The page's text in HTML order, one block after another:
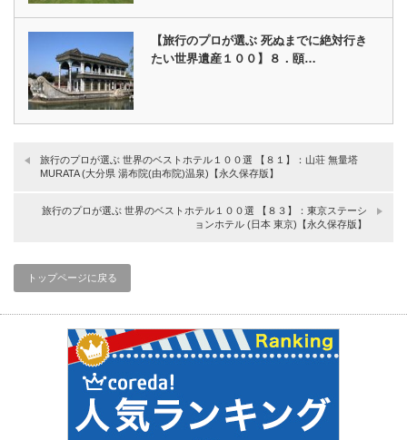
【旅行のプロが選ぶ 死ぬまでに絶対行き
たい世界遺産１００】８．頤…
旅行のプロが選ぶ 世界のベストホテル１００選 【８１】：山荘 無量塔
MURATA (大分県 湯布院(由布院)温泉)【永久保存版】
旅行のプロが選ぶ 世界のベストホテル１００選 【８３】：東京ステーシ
ョンホテル (日本 東京)【永久保存版】
トップページに戻る